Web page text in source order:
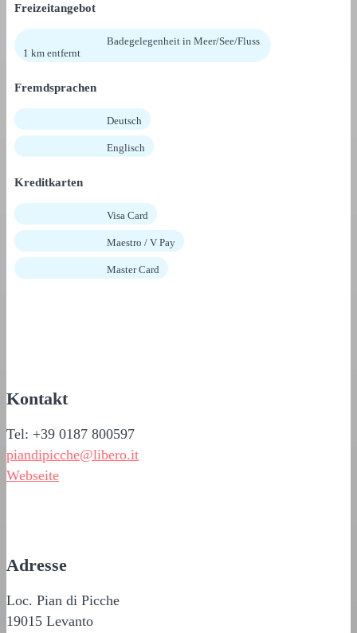
Freizeitangebot
Badegelegenheit in Meer/See/Fluss
1 km entfernt
Fremdsprachen
Deutsch
Englisch
Kreditkarten
Visa Card
Maestro / V Pay
Master Card
Kontakt
Tel: +39 0187 800597
piandipicche@libero.it
Webseite
Adresse
Loc. Pian di Picche
19015 Levanto